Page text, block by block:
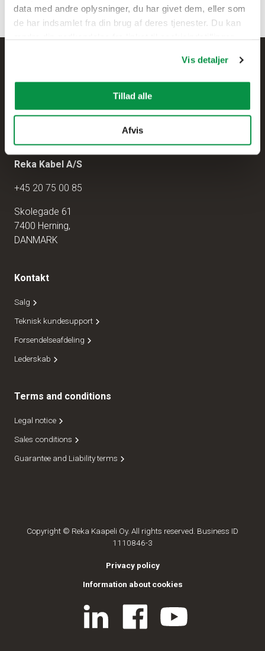
data med andre oplysninger, du har givet dem, eller som
de har indsamlet fra din brug af deres tjenester. Du kan
Vis detaljer
Tillad alle
Afvis
Reka Kabel A/S
+45 20 75 00 85
Skolegade 61
7400 Herning,
DANMARK
Kontakt
Salg
Teknisk kundesupport
Forsendelseafdeling
Lederskab
Terms and conditions
Legal notice
Sales conditions
Guarantee and Liability terms
Copyright © Reka Kaapeli Oy. All rights reserved. Business ID
1110846-3
Privacy policy
Information about cookies